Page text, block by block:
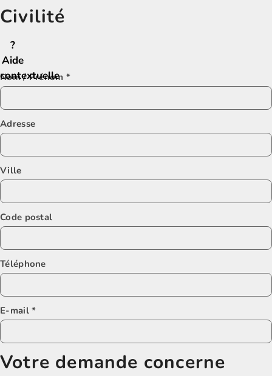
Civilité
?
Aide
contextuelle
Nom / Prénom *
Adresse
Ville
Code postal
Téléphone
E-mail *
Votre demande concerne